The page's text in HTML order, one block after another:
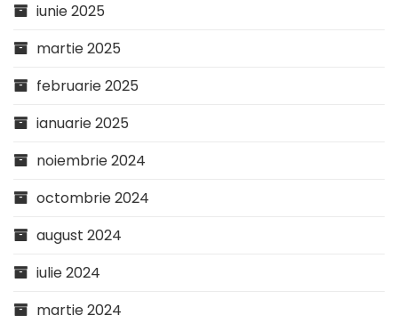
iunie 2025
martie 2025
februarie 2025
ianuarie 2025
noiembrie 2024
octombrie 2024
august 2024
iulie 2024
martie 2024